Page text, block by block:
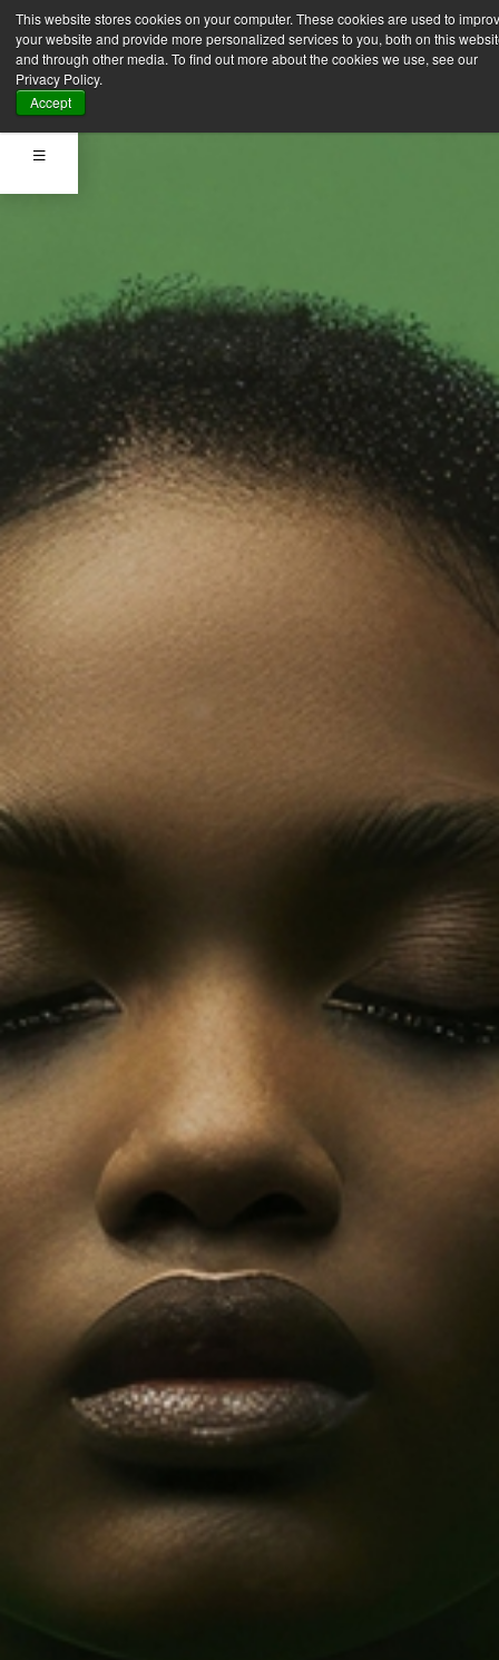
This website stores cookies on your computer. These cookies are used to
your website and provide more personalized services to you, both on this
and through other media. To find out more about the cookies we use, see our
Privacy Policy.
Accept